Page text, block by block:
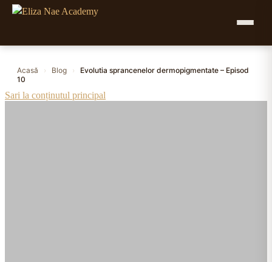
Acasă › Blog ›
Evolutia sprancenelor dermopigmentate – Episod
10
Sari la conținutul principal